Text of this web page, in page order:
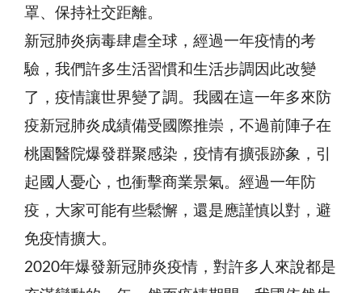
罩、保持社交距離。
新冠肺炎病毒肆虐全球，經過一年疫情的考
驗，我們許多生活習慣和生活步調因此改變
了，疫情讓世界變了調。我國在這一年多來防
疫新冠肺炎成績備受國際推崇，不過前陣子在
桃園醫院爆發群聚感染，疫情有擴張跡象，引
起國人憂心，也衝擊商業景氣。經過一年防
疫，大家可能有些鬆懈，還是應謹慎以對，避
免疫情擴大。
2020年爆發新冠肺炎疫情，對許多人來說都是